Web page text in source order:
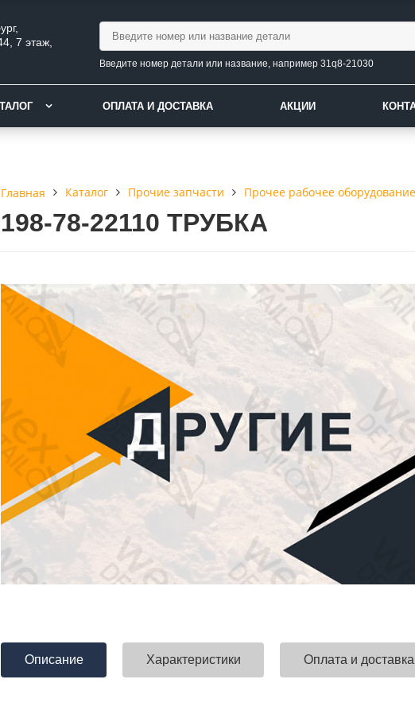
7 этаж,
Введите номер детали или название, например 31q8-21030
ОПЛАТА И ДОСТАВКА АКЦИИ
Главная Каталог Прочие запчасти Прочее рабочее оборудование
198-78-22110 ТРУБКА
Описание Характеристики Оплата и доставка